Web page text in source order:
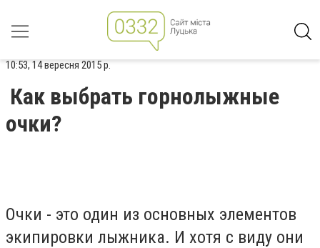
10:53, 14 вересня 2015 р.
Как выбрать горнолыжные
очки?
Очки - это один из основных элементов
экипировки лыжника. И хотя с виду они